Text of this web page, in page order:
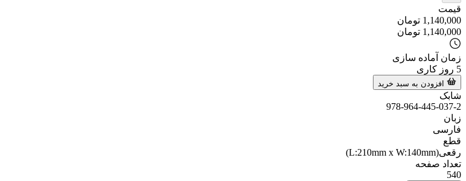
قیمت
1,140,000 تومان
1,140,000 تومان
زمان آماده سازی
5 روز کاری
افزودن به سبد خرید
شابک
978-964-445-037-2
زبان
فارسی
قطع
رقعی(L:210mm x W:140mm)
تعداد صفحه
540